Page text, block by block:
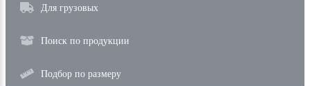
Для грузовых
Поиск по продукции
Подбор по размеру